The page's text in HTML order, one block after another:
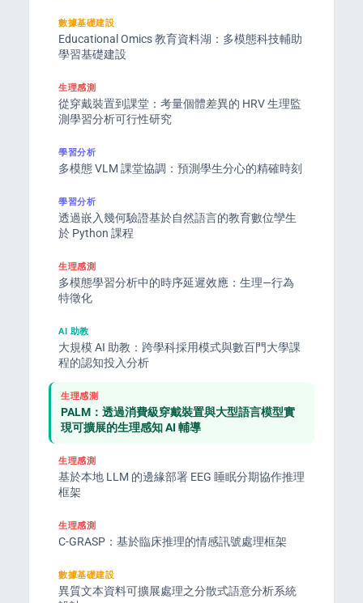
數據基礎建設
Educational Omics 教育資料湖：多模態科技輔助
學習基礎建設
生理感測
從穿戴裝置到課堂：考量個體差異的 HRV 生理監
測學習分析可行性研究
學習分析
多模態 VLM 課堂協調：預測學生分心的精確時刻
學習分析
透過嵌入幾何驗證基於自然語言的教育數位孿生
於 Python 課程
生理感測
多模態學習分析中的時序延遲效應：生理—行為
特徵化
AI 助教
大規模 AI 助教：跨學科採用模式與數百門大學課
程的認知投入分析
生理感測
PALM：透過消費級穿戴裝置與大型語言模型實
現可擴展的生理感知 AI 輔導
生理感測
基於本地 LLM 的邊緣部署 EEG 睡眠分期協作推理
框架
生理感測
C-GRASP：基於臨床推理的情感訊號處理框架
數據基礎建設
異質文本資料可擴展處理之分散式語意分析系統